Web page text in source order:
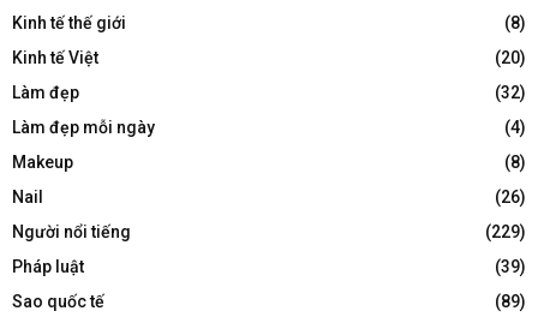
Kinh tế thế giới
(8)
Kinh tế Việt
(20)
Làm đẹp
(32)
Làm đẹp mỗi ngày
(4)
Makeup
(8)
Nail
(26)
Người nổi tiếng
(229)
Pháp luật
(39)
Sao quốc tế
(89)